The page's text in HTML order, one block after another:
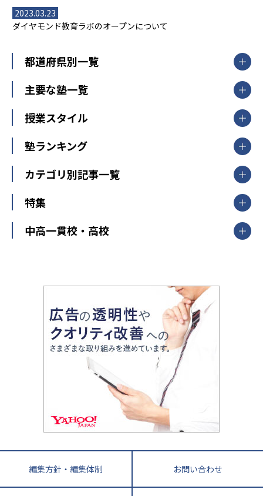
2023.03.23
ダイヤモンド教育ラボのオープンについて
都道府県別一覧
北海道・東北
山形県
福島県
関東
東京都
神奈川県
茨城県
栃木県
群馬県
新潟県
中部
愛知県
静岡県
長野県
大阪府
兵庫県 京都府 奈良県
和歌山県
鳥取県
島根県 岡山県 広島県
香川県
高知県
長崎県 熊本県
鹿児島県 沖縄県
主要な塾一覧
【掲載塾一覧を見る】
東京個別指導学院
明光義塾
個別教室のトライ
武田塾
授業スタイル
個別指導
オンライン指導
塾ランキング
中学受験ランキング
カテゴリ別記事一覧
中学受験
大学受験
教育全般
中学受験に熱心な市区町村ランキング
小学校受験
家庭教師
特集
開成番長直伝！子どもの受験を成功させる方法
運動と遊びを考える
情報Ⅰ、数学が苦手な人注目！最短距離の学力
アップ法
悩み多き「大学受験」相談室
英語・英会話・英検対策
小学校教師が解説！中学受験のリアル
教育ジャーナリストが徹底解説！ 大学受験の羅
中高一貫校・高校
大学入試改革
ママテクエグザム
進化する中高一貫校・高校
編集方針・編集体制 お問い合わせ